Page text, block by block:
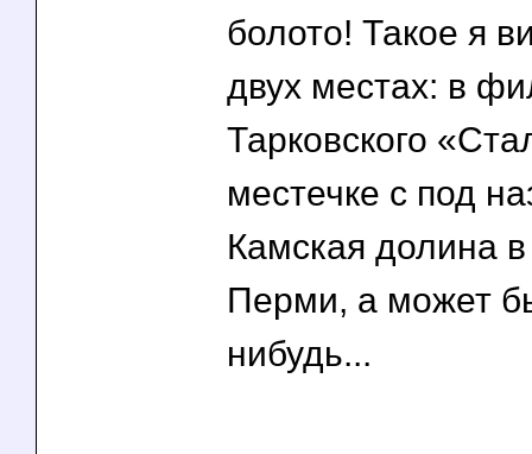
болото! Такое я
двух местах: в
Тарковского
местечке с под
Камская долина в
Перми, а может
нибудь...